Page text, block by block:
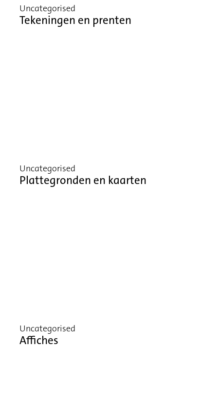
Uncategorised
Tekeningen en prenten
Uncategorised
Plattegronden en kaarten
Uncategorised
Affiches